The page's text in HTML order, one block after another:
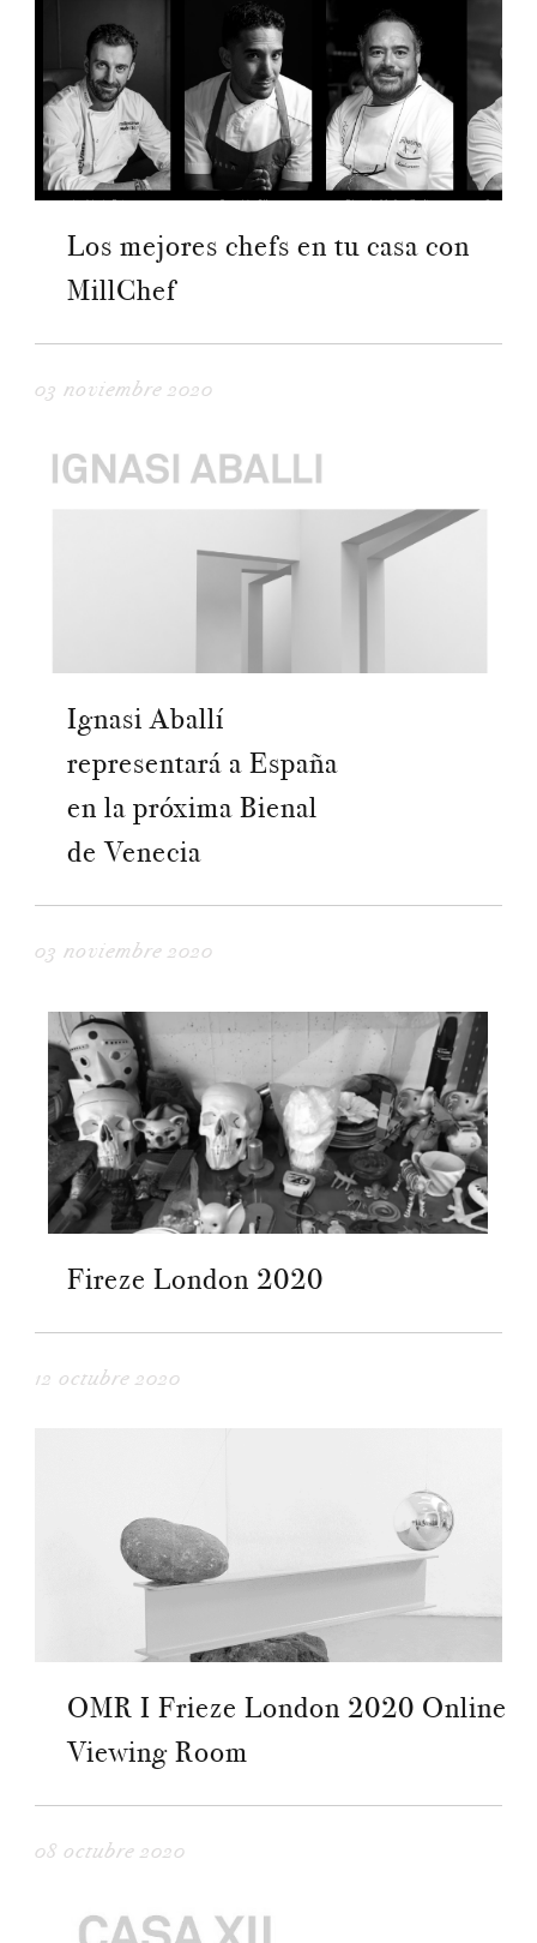
Los mejores chefs en tu casa con
MillChef
03 noviembre 2020
Ignasi Aballí
representará a España
en la próxima Bienal
de Venecia
03 noviembre 2020
Fireze London 2020
12 octubre 2020
OMR I Frieze London 2020 Online
Viewing Room
08 octubre 2020